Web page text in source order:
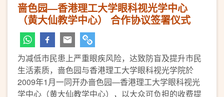
啬色园—香港理工大学眼科视光学中心
（黄大仙教学中心） 合作协议签署仪式
为减低市民患上严重眼疾风险，达致防盲及提升市民
生活素质，啬色园与香港理工大学眼科视光学院於
2009年1月一同开办啬色园—香港理工大学眼科视光
学中心（黄大仙教学中心），以大众可负担的收费提